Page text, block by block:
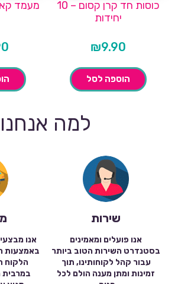
כוסות חד קרן קסום – 10
יחידות
₪9.90
הוספה לסל
מעמד
למה אנחנו
שירות
אנו פועלים ומאמינים
בסטנדרט השירות הטוב ביותר
עבור קהל לקוחותינו, תוך
זמינות ומתן מענה הולם לכל
אנו
באמצעות